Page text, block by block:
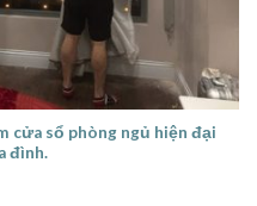
cửa sổ phòng ngủ hiện đại
đình.